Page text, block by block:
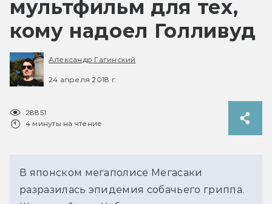
мультфильм для тех,
кому надоел Голливуд
Александр Гагинский
24 апреля 2018 г.
28851
4 минуты на чтение
В японском мегаполисе Мегасаки
разразилась эпидемия собачьего гриппа.